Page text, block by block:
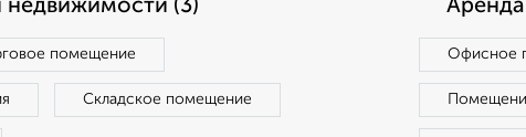
(3)
помещение
Складское помещение
Офисное